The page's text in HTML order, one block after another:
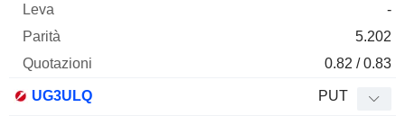
-
5.202
0.82 / 0.83
UG3ULQ PUT